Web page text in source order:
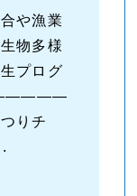
や漁業
物多様
プログ
チ